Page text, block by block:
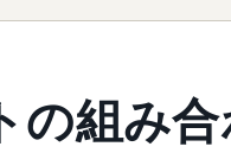
の組み